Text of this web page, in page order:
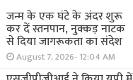
जन्म के एक घंटे के अंदर शुरू
कर दें स्तनपान, नुक्कड़ नाटक
से दिया जागरूकता का संदेश
August 7, 2026- 12:04 AM